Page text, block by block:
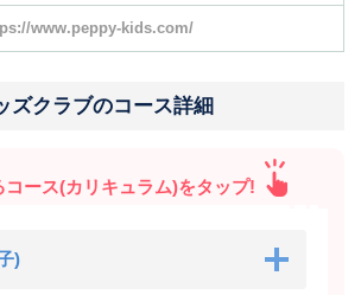
www.peppy-kids.com/
ズクラブのコース詳細
コース(カリキュラム)をタップ!
)